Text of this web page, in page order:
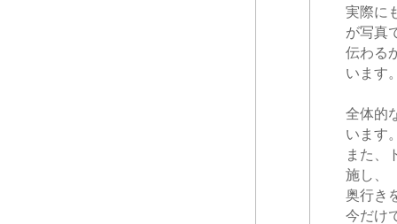
実際に
が写真
伝わる
います
全体的
います
また、
施し、
奥行き
今だけ